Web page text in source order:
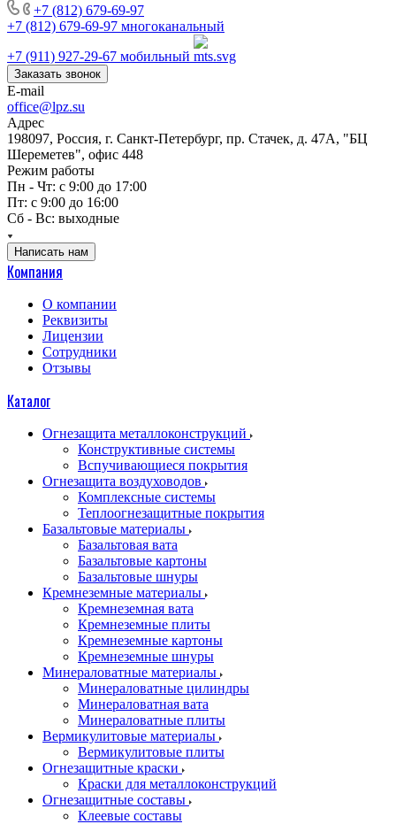
+7 (812) 679-69-97
+7 (812) 679-69-97 многоканальный
+7 (911) 927-29-67 мобильный
Заказать звонок
E-mail
office@lpz.su
Адрес
198097, Россия, г. Санкт-Петербург, пр. Стачек, д. 47А, "БЦ
Шереметев", офис 448
Режим работы
Пн - Чт: с 9:00 до 17:00
Пт: с 9:00 до 16:00
Сб - Вс: выходные
Написать нам
Компания
О компании
Реквизиты
Лицензии
Сотрудники
Отзывы
Каталог
Огнезащита металлоконструкций
Конструктивные системы
Вспучивающиеся покрытия
Огнезащита воздуховодов
Комплексные системы
Теплоогнезащитные покрытия
Базальтовые материалы
Базальтовая вата
Базальтовые картоны
Базальтовые шнуры
Кремнеземные материалы
Кремнеземная вата
Кремнеземные плиты
Кремнеземные картоны
Кремнеземные шнуры
Минераловатные материалы
Минераловатные цилиндры
Минераловатная вата
Минераловатные плиты
Вермикулитовые материалы
Вермикулитовые плиты
Огнезащитные краски
Краски для металлоконструкций
Огнезащитные составы
Клеевые составы